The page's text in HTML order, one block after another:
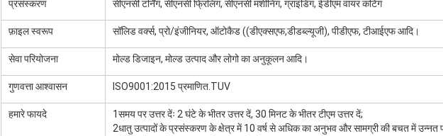
प्रसंस्करण सीएनसी टर्निंग, सीएनसी फ्रिलिंग, सीएनसी मशीनिंग, ग्राइंडिंग, ईडीएम वायर कटिंग
फ़ाइल स्वरूप सॉलिड वर्क्स, प्रो/इंजीनियर, ऑटोकैड ((डीएक्सएफ,डीडब्ल्यूजी), पीडीएफ, टीआईएफ आदि।
सेवा परियोजना मोल्ड डिजाइन, मोल्ड उत्पाद और लोगो का अनुकूलन आदि।
गुणवत्ता आश्वासन ISO9001:2015 प्रमाणित.TUV
हमारे फायदे
1समय पर उत्तर देंः 2 घंटे के भीतर उत्तर दें, 30 मिनट के भीतर टीएम उत्तर दें;
2धातु उत्पादों के प्रसंस्करण के क्षेत्र में 10 वर्ष से अधिक का अनुभव और सामग्री की बचत में